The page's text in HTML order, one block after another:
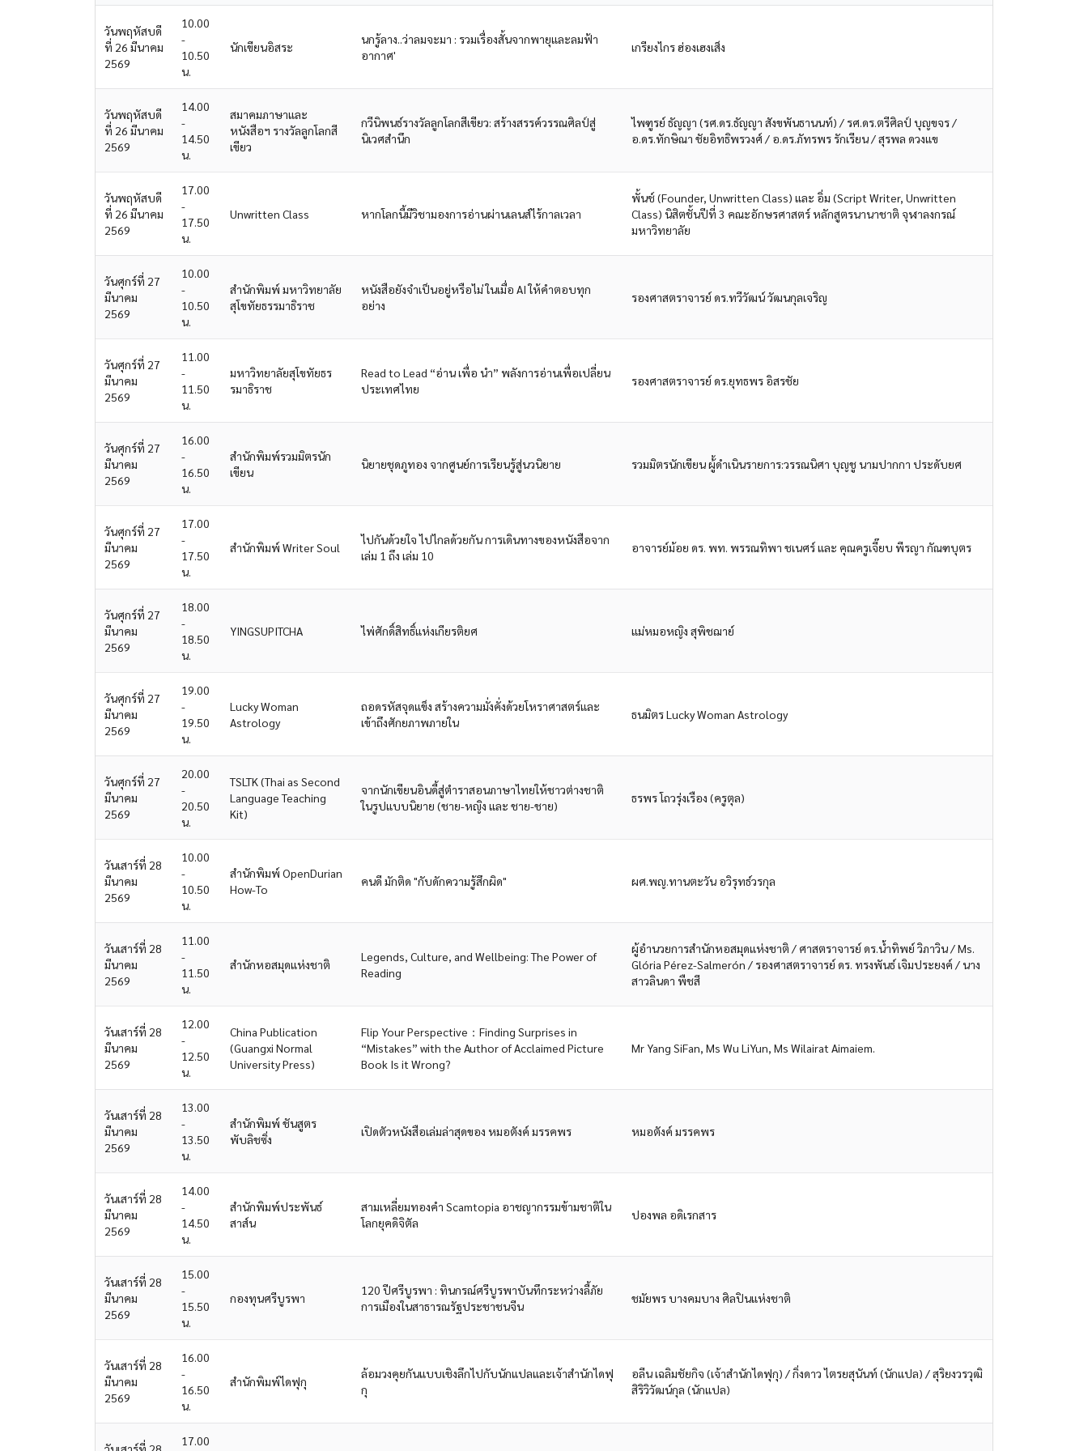
วันพฤหัสบดี
ที่ 26 มีนาคม
2569
10.00
-
10.50
น.
นักเขียน​อิสระ
นกรู้ลาง..ว่าลมจะมา​ : รวมเรื่องสั้นจากพายุและลมฟ้า
อากาศ'​
เกรียงไกร​ ฮ่อ​ง​เฮง​เส็ง​
วันพฤหัสบดี
ที่ 26 มีนาคม
2569
14.00
-
14.50
น.
สมาคมภาษาและ
หนังสือฯ รางวัลลูกโลกสี
เขียว
กวีนิพนธ์รางวัลลูกโลกสีเขียว: สร้างสรรค์วรรณศิลป์สู่
นิเวศสำนึก
ไพฑูรย์ ธัญญา (รศ.ดร.ธัญญา สังขพันธานนท์) / รศ.ดร.ตรีศิลป์ บุญขจร /
อ.ดร.ทักษิณา ชัยอิทธิพรวงศ์ / อ.ดร.ภัทรพร รักเรียน / สุรพล ดวงแข
วันพฤหัสบดี
ที่ 26 มีนาคม
2569
17.00
-
17.50
น.
Unwritten Class หากโลกนี้มีวิชามองการอ่านผ่านเลนส์ไร้กาลเวลา
พั้นช์ (Founder, Unwritten Class) และ อิ่ม (Script Writer, Unwritten
Class) นิสิตชั้นปีที่ 3 คณะอักษรศาสตร์ หลักสูตรนานาชาติ จุฬาลงกรณ์
มหาวิทยาลัย
วันศุกร์ที่ 27
มีนาคม
2569
10.00
-
10.50
น.
สำนักพิมพ์ มหาวิทยาลัย
สุโขทัยธรรมาธิราช
หนังสือยังจำเป็นอยู่หรือไม่ ในเมื่อ AI ให้คำตอบทุก
อย่าง
รองศาสตราจารย์ ดร.ทวีวัฒน์ วัฒนกุลเจริญ
วันศุกร์ที่ 27
มีนาคม
2569
11.00
-
11.50
น.
มหาวิทยาลัยสุโขทัยธร
รมาธิราช
Read to Lead “อ่าน เพื่อ นำ” พลังการอ่านเพื่อเปลี่ยน
ประเทศไทย
รองศาสตราจารย์ ดร.ยุทธพร อิสรชัย
วันศุกร์ที่ 27
มีนาคม
2569
16.00
-
16.50
น.
สำนักพิมพ์รวมมิตรนัก
เขียน
นิยายชุดภูทอง จากศูนย์การเรียนรู้สู่นวนิยาย รวมมิตรนักเขียน ผู้้ดำเนินรายการ:วรรณนิศา บุญชู นามปากกา ประดับยศ
วันศุกร์ที่ 27
มีนาคม
2569
17.00
-
17.50
น.
สำนักพิมพ์ Writer Soul
ไปกันด้วยใจ ไปไกลด้วยกัน การเดินทางของหนังสือจาก
เล่ม 1 ถึง เล่ม 10
อาจารย์ม้อย ดร. พท. พรรณทิพา ชเนศร์ และ คุณครูเจี๊ยบ พีรญา กัณฑบุตร
วันศุกร์ที่ 27
มีนาคม
2569
18.00
-
18.50
น.
YINGSUPITCHA ไพ่ศักดิ์สิทธิ์แห่งเกียรติยศ แม่หมอหญิง สุพิชฌาย์
วันศุกร์ที่ 27
มีนาคม
2569
19.00
-
19.50
น.
Lucky Woman
Astrology
ถอดรหัสจุดแข็ง สร้างความมั่งคั่งด้วยโหราศาสตร์และ
เข้าถึงศักยภาพภายใน
ธนมิตร Lucky Woman Astrology
วันศุกร์ที่ 27
มีนาคม
2569
20.00
-
20.50
น.
TSLTK (Thai as Second
Language Teaching
Kit)
จากนักเขียนอินดี้สู่ตำราสอนภาษาไทยให้ชาวต่างชาติ
ในรูปแบบนิยาย (ชาย-หญิง และ ชาย-ชาย)
ธรพร โถวรุ่งเรือง (ครูตุล)
วันเสาร์ที่ 28
มีนาคม
2569
10.00
-
10.50
น.
สำนักพิมพ์ OpenDurian
How-To
คนดี มักติด "กับดักความรู้สึกผิด" ผศ.พญ.ทานตะวัน อวิรุทธ์วรกุล
วันเสาร์ที่ 28
มีนาคม
2569
11.00
-
11.50
น.
สำนักหอสมุดแห่งชาติ
Legends, Culture, and Wellbeing: The Power of
Reading
ผู้อำนวยการสำนักหอสมุดแห่งชาติ / ศาสตราจารย์ ดร.น้ำทิพย์ วิภาวิน / Ms.
Glória Pérez-Salmerón / รองศาสตราจารย์ ดร. ทรงพันธ์ เจิมประยงค์ / นาง
สาวลินดา พืชสี
วันเสาร์ที่ 28
มีนาคม
2569
12.00
-
12.50
น.
China Publication
(Guangxi Normal
University Press)
Flip Your Perspective：Finding Surprises in
“Mistakes” with the Author of Acclaimed Picture
Book Is it Wrong?
Mr Yang SiFan, Ms Wu LiYun, Ms Wilairat Aimaiem.
วันเสาร์ที่ 28
มีนาคม
2569
13.00
-
13.50
น.
สำนักพิมพ์ ชันสูตร
พับลิชซิ่ง
เปิดตัวหนังสือเล่มล่าสุดของ หมอตังค์ มรรคพร หมอตังค์ มรรคพร
วันเสาร์ที่ 28
มีนาคม
2569
14.00
-
14.50
น.
สำนักพิมพ์ประพันธ์
สาส์น
สามเหลี่ยมทองคำ Scamtopia อาชญากรรมข้ามชาติใน
โลกยุคดิจิตัล
ปองพล อดิเรกสาร
วันเสาร์ที่ 28
มีนาคม
2569
15.00
-
15.50
น.
กองทุนศรีบูรพา
120 ปีศรีบูรพา : ทินกรณ์ศรีบูรพาบันทึกระหว่างลี้ภัย
การเมืองในสาธารณรัฐประชาชนจีน
ชมัยพร บางคมบาง ศิลปินแห่งชาติ
วันเสาร์ที่ 28
มีนาคม
2569
16.00
-
16.50
น.
สำนักพิมพ์ไดฟุกุ
ล้อมวงคุยกันแบบเชิงลึกไปกับนักแปลและเจ้าสำนักไดฟุ
กุ
อลีน เฉลิมชัยกิจ (เจ้าสำนักไดฟุกุ) / กิ่งดาว ไตรยสุนันท์ (นักแปล) / สุริยงวรวุฒิ
สิริวิวัฒน์กุล (นักแปล)
17.00